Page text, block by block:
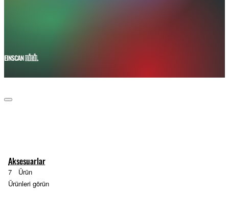
EINSCANRİGİL
Aksesuarlar
7
Ürün
Ürünleri görün